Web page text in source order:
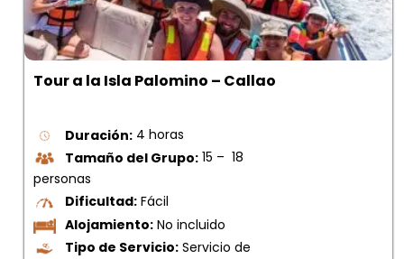
Tour a la Isla Palomino – Callao
Duración: 4 horas
Tamaño del Grupo: 15 – 18
personas
Dificultad: Fácil
Alojamiento: No incluido
Tipo de Servicio: Servicio de